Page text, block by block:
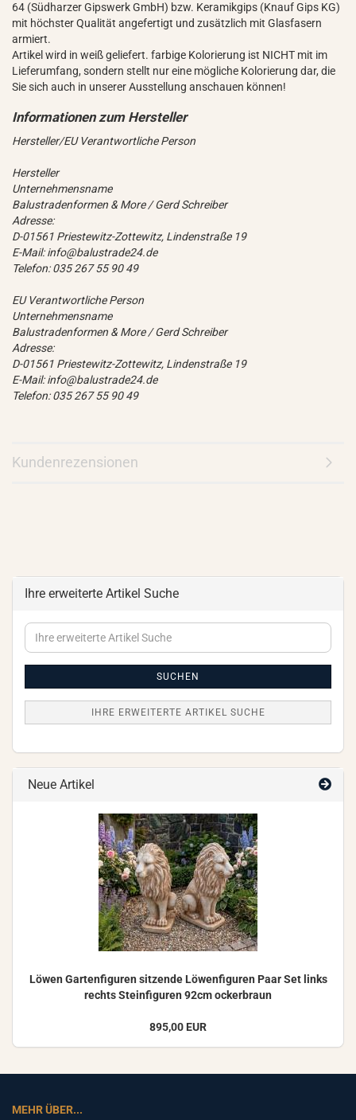
64 (Südharzer Gipswerk GmbH) bzw. Keramikgips (Knauf Gips KG)
mit höchster Qualität angefertigt und zusätzlich mit Glasfasern
armiert.
Artikel wird in weiß geliefert. farbige Kolorierung ist NICHT mit im
Lieferumfang, sondern stellt nur eine mögliche Kolorierung dar, die
Sie sich auch in unserer Ausstellung anschauen können!
Hersteller/EU Verantwortliche Person
Hersteller
Unternehmensname
Balustradenformen & More / Gerd Schreiber
Adresse:
D-01561 Priestewitz-Zottewitz, Lindenstraße 19
E-Mail: info@balustrade24.de
Telefon: 035 267 55 90 49
EU Verantwortliche Person
Unternehmensname
Balustradenformen & More / Gerd Schreiber
Adresse:
D-01561 Priestewitz-Zottewitz, Lindenstraße 19
E-Mail: info@balustrade24.de
Telefon: 035 267 55 90 49
Kundenrezensionen
Ihre erweiterte Artikel Suche
Ihre
erweiterte
SUCHEN
IHRE ERWEITERTE ARTIKEL SUCHE
Neue Artikel
Löwen Gar­ten­fi­gu­ren sit­zen­de Lö­wen­fi­gu­ren Paar Set links
rechts Stein­fi­gu­ren 92cm ocker­braun
895,00 EUR
MEHR ÜBER...